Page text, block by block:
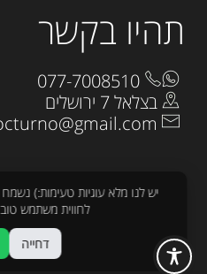
תהיו בקשר
בצלאל 7 ירושלים
כל הזכויות שמורות
עיצוב:raw
יש לנו מלא עוגיות טעימות:)
לחווית משתמש
דחייה